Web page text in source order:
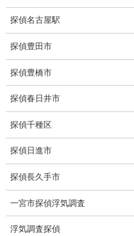
身元調査
人探し
浮気調査特別プラン
ストーカー関連調査料金
所在調査 家出調査料金
猫の捜索調査料金
探偵名古屋駅
探偵豊田市
探偵豊橋市
探偵春日井市
探偵千種区
探偵日進市
探偵長久手市
一宮市探偵浮気調査
浮気調査探偵